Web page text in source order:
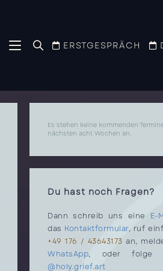
ERSTGESPRÄCH
Es stehen keine kommenden
nächsten acht Wochen an.
Du hast noch Fragen?
Dann schreib uns eine E-
das Kontaktformular, ruf
+49 176 / 43643173 an,
WhatsApp, oder folge
@holy.grief.art